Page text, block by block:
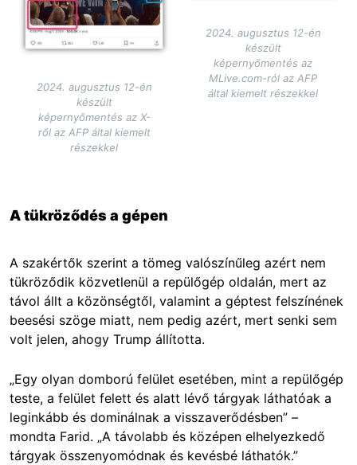
2024. augusztus 12-én
készült
képernyőmentés az X-
ről az AFP által kiemelt
részekkel
2024. augusztus 12-én
készült
képernyőmentés az
MLive.com-ról az AFP
által kiemelt részekkel
A tükröződés a gépen
A szakértők szerint a tömeg valószínűleg azért nem
tükröződik közvetlenül a repülőgép oldalán, mert az
távol állt a közönségtől, valamint a géptest felszínének
beesési szöge miatt, nem pedig azért, mert senki sem
volt jelen, ahogy Trump állította.
„Egy olyan domború felület esetében, mint a repülőgép
teste, a felület felett és alatt lévő tárgyak láthatóak a
leginkább és dominálnak a visszaverődésben” –
mondta Farid. „A távolabb és középen elhelyezkedő
tárgyak összenyomódnak és kevésbé láthatók.”